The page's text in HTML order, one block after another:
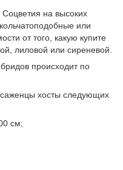
Соцветия на высоких
или
от того, какую купите
лиловой или сиреневой.
происходит по
хосты следующих
см;